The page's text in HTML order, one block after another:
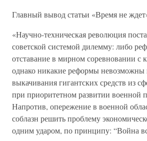
Главный вывод статьи «Время не
«Научно-техническая революция
советской системой дилемму: либо
отставание в мирном соревновании с
однако никакие реформы невозможны
выкачивания гигантских средств из
при приоритетном развитии военной
Напротив, опережение в военной
соблазн решить проблему
одним ударом, по принципу: “Война